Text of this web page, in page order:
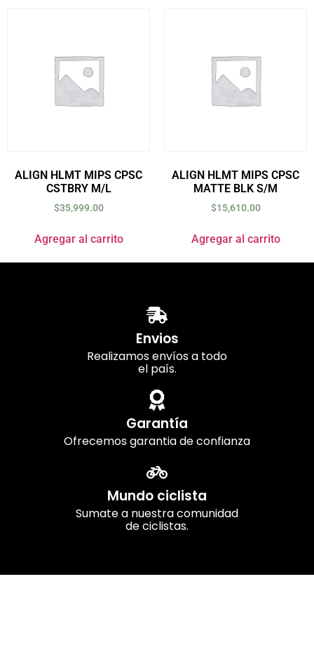
ALIGN HLMT MIPS CPSC
CSTBRY M/L
$35,999.00
Agregar al carrito
ALIGN HLMT MIPS CPSC
MATTE BLK S/M
$15,610.00
Agregar al carrito
Envios
Realizamos envíos a todo
el país.
Garantía
Ofrecemos garantia de confianza
Mundo ciclista
Sumate a nuestra comunidad
de ciclistas.